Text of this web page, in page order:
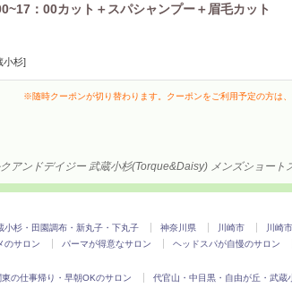
：00カット＋スパシャンプー＋眉毛カット
小杉]
※随時クーポンが切り替わります。クーポンをご利用予定の方は
クアンドデイジー 武蔵小杉(Torque&Daisy) メンズショー
小杉・田園調布・新丸子・下丸子 神奈川県 川崎市 川崎
のサロン パーマが得意なサロン ヘッドスパが自慢のサロン
東の仕事帰り・早朝OKのサロン 代官山・中目黒・自由が丘・武蔵